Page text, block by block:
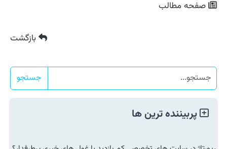
صفحه مطالب
بازگشت
جستجو
پربیننده ترین ها